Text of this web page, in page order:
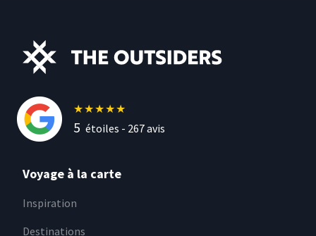
★★★★★
5 étoiles - 267avis
Voyage à la carte
Inspiration
Destinations